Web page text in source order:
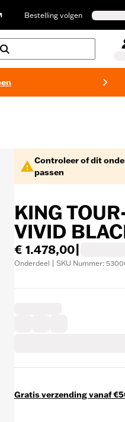
Bestelling volgen
Controleer of dit
passen
KING
VIVID
€ 1.478,00
Onderdeel | SKU Nummer:
Gratis verzending vanaf